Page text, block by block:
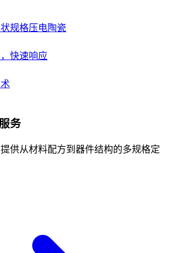
规格压电陶瓷
快速响应
务
供从材料配方到器件结构的多规格定